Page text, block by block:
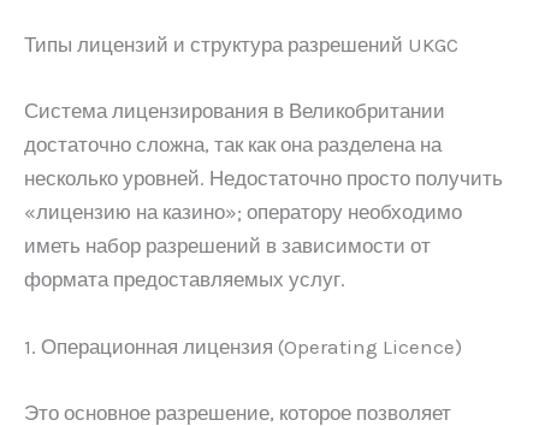
Типы лицензий и структура разрешений UKGC
Система лицензирования в Великобритании
достаточно сложна, так как она разделена на
несколько уровней. Недостаточно просто получить
«лицензию на казино»; оператору необходимо
иметь набор разрешений в зависимости от
формата предоставляемых услуг.
1. Операционная лицензия (Operating Licence)
Это основное разрешение, которое позволяет